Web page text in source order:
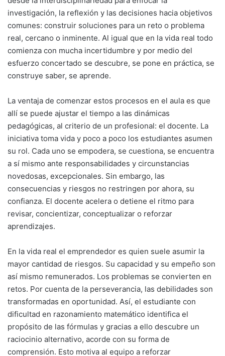
investigación, la reflexión y las decisiones hacia objetivos
comunes: construir soluciones para un reto o problema
real, cercano o inminente. Al igual que en la vida real todo
comienza con mucha incertidumbre y por medio del
esfuerzo concertado se descubre, se pone en práctica, se
construye saber, se aprende.
La ventaja de comenzar estos procesos en el aula es que
allí se puede ajustar el tiempo a las dinámicas
pedagógicas, al criterio de un profesional: el docente. La
iniciativa toma vida y poco a poco los estudiantes asumen
su rol. Cada uno se empodera, se cuestiona, se encuentra
a sí mismo ante responsabilidades y circunstancias
novedosas, excepcionales. Sin embargo, las
consecuencias y riesgos no restringen por ahora, su
confianza. El docente acelera o detiene el ritmo para
revisar, concientizar, conceptualizar o reforzar
aprendizajes.
En la vida real el emprendedor es quien suele asumir la
mayor cantidad de riesgos. Su capacidad y su empeño son
así mismo remunerados. Los problemas se convierten en
retos. Por cuenta de la perseverancia, las debilidades son
transformadas en oportunidad. Así, el estudiante con
dificultad en razonamiento matemático identifica el
propósito de las fórmulas y gracias a ello descubre un
raciocinio alternativo, acorde con su forma de
comprensión. Esto motiva al equipo a reforzar